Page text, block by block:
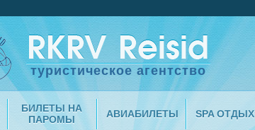
туристическое агентство
БИЛЕТЫ НА
ПАРОМЫ
АВИАБИЛЕТЫ SPA ОТДЫХ